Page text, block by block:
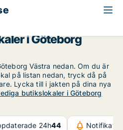
i Göteborg
Västra nedan. Om du är
på listan nedan, tryck då på
Lycka till i jakten på dina nya
butikslokaler i Göteborg
24h44